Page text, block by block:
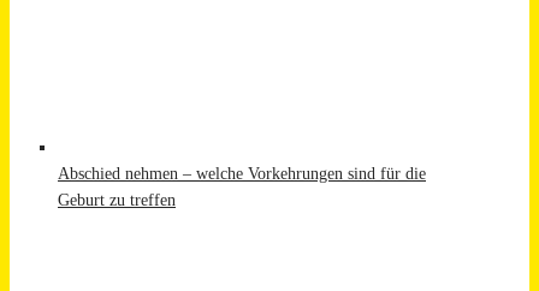
Abschied nehmen – welche Vorkehrungen sind für die
Geburt zu treffen